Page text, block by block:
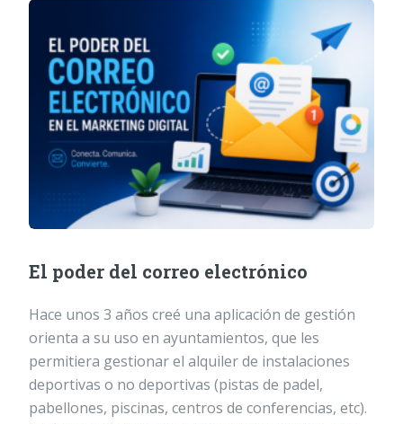
El poder del correo electrónico
Hace unos 3 años creé una aplicación de gestión
orienta a su uso en ayuntamientos, que les
permitiera gestionar el alquiler de instalaciones
deportivas o no deportivas (pistas de padel,
pabellones, piscinas, centros de conferencias, etc).